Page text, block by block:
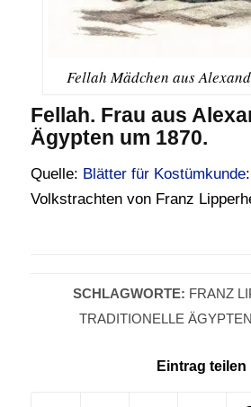
Fellah Mädchen aus
Fellah. Frau aus
Ägypten um 1870.
Quelle: Blätter für Kostümkunde
Volkstrachten von Franz
SCHLAGWORTE: FRANZ
TRADITIONELLE
Eintrag teilen